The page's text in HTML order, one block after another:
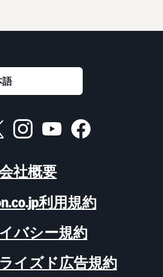
社概要
利用規約
バシー規約
イズド広告規約